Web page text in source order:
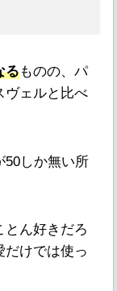
るものの、パ
ヴェルと比べ
50しか無い所
とん好きだろ
だけでは使っ